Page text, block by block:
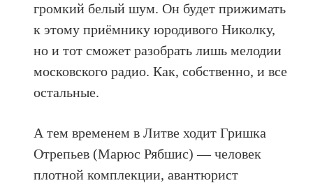
громкий белый шум. Он будет прижимать
к этому приёмнику юродивого Николку,
но и тот сможет разобрать лишь мелодии
московского радио. Как, собственно, и все
остальные.
А тем временем в Литве ходит Гришка
Отрепьев (Марюс Рябшис) — человек
плотной комплекции, авантюрист